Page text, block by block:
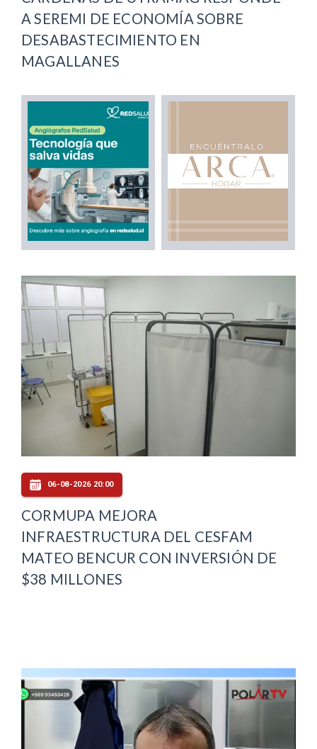
A SEREMI DE ECONOMÍA SOBRE
DESABASTECIMIENTO EN
MAGALLANES
06-08-2026 20:00
CORMUPA MEJORA
INFRAESTRUCTURA DEL CESFAM
MATEO BENCUR CON INVERSIÓN DE
$38 MILLONES